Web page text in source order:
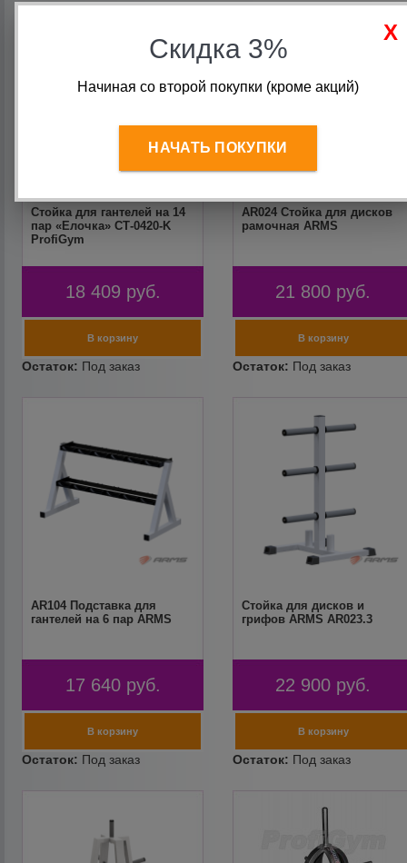
Стойка для гантелей на 14
пар «Елочка» СТ-0420-K
ProfiGym
18 409 руб.
AR024 Стойка для дисков
рамочная ARMS
21 800 руб.
AR104 Подставка для
гантелей на 6 пар ARMS
17 640 руб.
Стойка для дисков и
грифов ARMS AR023.3
22 900 руб.
Скидка 3%
Начиная со второй покупки (кроме акций)
НАЧАТЬ ПОКУПКИ